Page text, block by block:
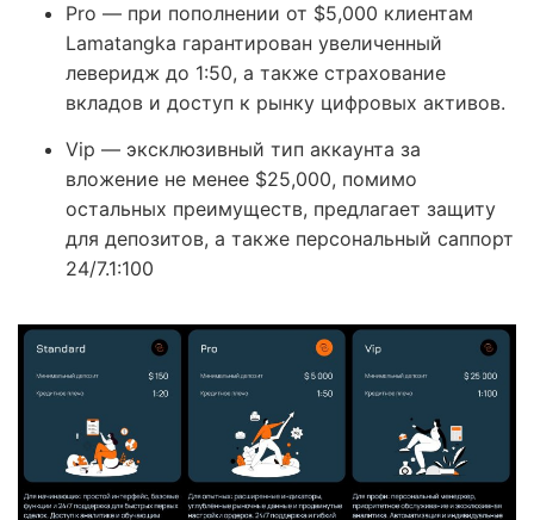
Pro — при пополнении от $5,000 клиентам
Lamatangka гарантирован увеличенный
леверидж до 1:50, а также страхование
вкладов и доступ к рынку цифровых активов.
Vip — эксклюзивный тип аккаунта за
вложение не менее $25,000, помимо
остальных преимуществ, предлагает защиту
для депозитов, а также персональный саппорт
24/7.1:100